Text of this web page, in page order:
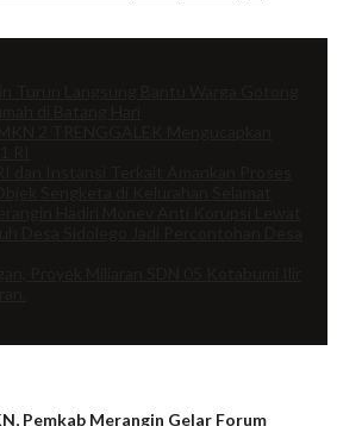
Pemkab Merangin Gelar Forum